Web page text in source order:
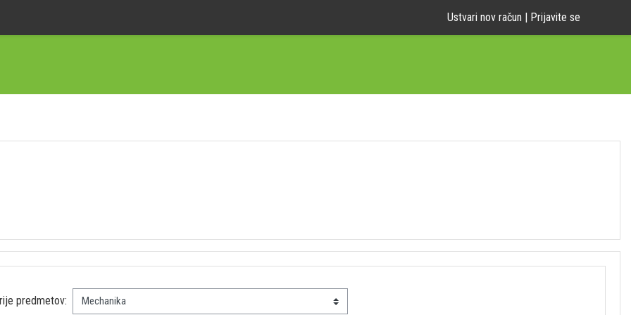
Ustvari nov račun | Prijavite se
predmetov: